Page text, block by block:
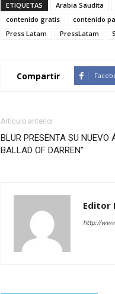
ETIQUETAS Arabia Saudita
contenido gratis
contenido
Press Latam
PressLatam
Compartir
Artículo anterior
BLUR PRESENTA SU NUEVO
BALLAD OF DARREN”
Editor
http://